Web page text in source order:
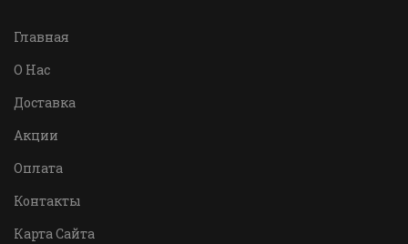
Главная
О Нас
Доставка
Акции
Оплата
Контакты
Карта Сайта